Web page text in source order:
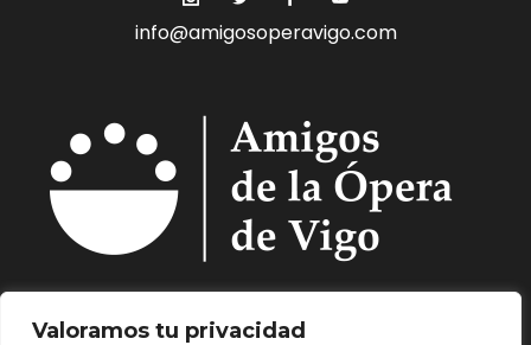
Valoramos tu privacidad
info@amigosoperavigo.com
Quiénes Somos. Asóciate.